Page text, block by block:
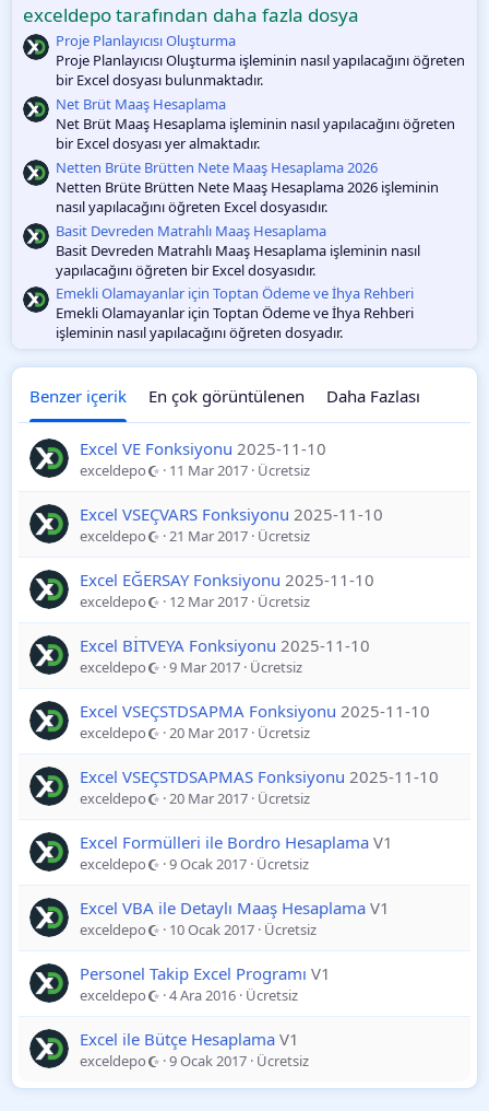
0
O
y
l
a
m
a
exceldepo tarafından daha fazla dosya
Proje Planlayıcısı Oluşturma
Proje Planlayıcısı Oluşturma işleminin nasıl yapılacağını öğreten
bir Excel dosyası bulunmaktadır.
Net Brüt Maaş Hesaplama
Net Brüt Maaş Hesaplama işleminin nasıl yapılacağını öğreten
bir Excel dosyası yer almaktadır.
Netten Brüte Brütten Nete Maaş Hesaplama 2026
Netten Brüte Brütten Nete Maaş Hesaplama 2026 işleminin
nasıl yapılacağını öğreten Excel dosyasıdır.
Basit Devreden Matrahlı Maaş Hesaplama
Basit Devreden Matrahlı Maaş Hesaplama işleminin nasıl
yapılacağını öğreten bir Excel dosyasıdır.
Emekli Olamayanlar için Toptan Ödeme ve İhya Rehberi
Emekli Olamayanlar için Toptan Ödeme ve İhya Rehberi
işleminin nasıl yapılacağını öğreten dosyadır.
Benzer içerik En çok görüntülenen Daha Fazlası
Excel VE Fonksiyonu 2025-11-10
exceldepo 11 Mar 2017 Ücretsiz
Excel VSEÇVARS Fonksiyonu 2025-11-10
exceldepo 21 Mar 2017 Ücretsiz
Excel EĞERSAY Fonksiyonu 2025-11-10
exceldepo 12 Mar 2017 Ücretsiz
Excel BİTVEYA Fonksiyonu 2025-11-10
exceldepo 9 Mar 2017 Ücretsiz
Excel VSEÇSTDSAPMA Fonksiyonu 2025-11-10
exceldepo 20 Mar 2017 Ücretsiz
Excel VSEÇSTDSAPMAS Fonksiyonu 2025-11-10
exceldepo 20 Mar 2017 Ücretsiz
Excel Formülleri ile Bordro Hesaplama V1
exceldepo 9 Ocak 2017 Ücretsiz
Excel VBA ile Detaylı Maaş Hesaplama V1
exceldepo 10 Ocak 2017 Ücretsiz
Personel Takip Excel Programı V1
exceldepo 4 Ara 2016 Ücretsiz
Excel ile Bütçe Hesaplama V1
exceldepo 9 Ocak 2017 Ücretsiz